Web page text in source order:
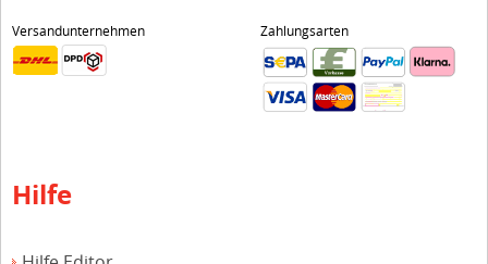
Versandunternehmen Zahlungsarten
Hilfe